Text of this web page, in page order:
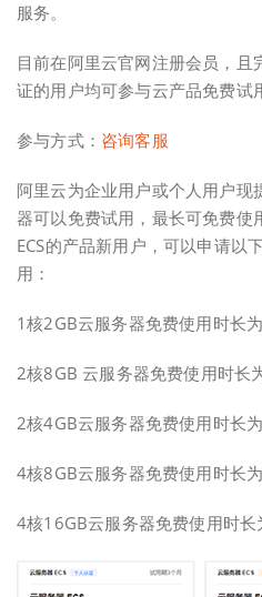
服务。
目前在阿里云官网注册会员，且
证的用户均可参与云产品免费试
参与方式： 咨询客服
阿里云为企业用户或个人用户现
器可以免费试用，最长可免费使
ECS的产品新用户，可以申请以
用：
1核2GB云服务器免费使用时长
2核8GB 云服务器免费使用时长
2核4GB云服务器免费使用时长
4核8GB云服务器免费使用时长
4核16GB云服务器免费使用时长